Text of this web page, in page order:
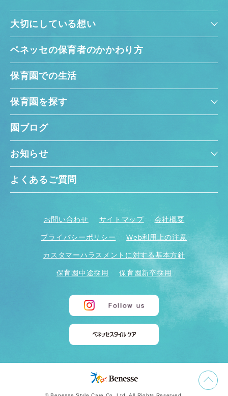
大切にしている想い
ベネッセの保育者のかかわり方
保育園での生活
保育園を探す
園ブログ
お知らせ
よくあるご質問
お問い合わせ サイトマップ 会社概要
プライバシーポリシー Web利用上の注意
カスタマーハラスメントに対する基本方針
保育園中途採用 保育園新卒採用